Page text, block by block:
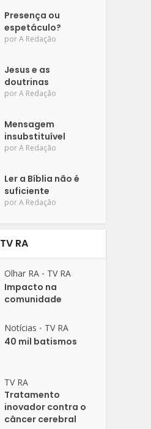
Presença ou
espetáculo?
porA Redação
Jesus e as
doutrinas
porA Redação
Mensagem
insubstituível
porA Redação
Ler a Bíblia não é
suficiente
porA Redação
TV RA
Olhar RA • TV RA
Impacto na
comunidade
Notícias • TV RA
40 mil batismos
TV RA
Tratamento
inovador contra o
câncer cerebral